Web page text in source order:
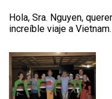
Hola, Sra. Nguyen,
increíble viaje a